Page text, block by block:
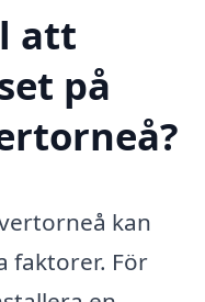
att
på
kan
faktorer. För